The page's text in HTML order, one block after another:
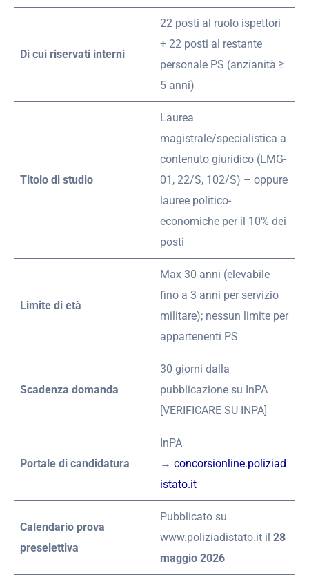
Di cui riservati interni
22 posti al ruolo ispettori
+ 22 posti al restante
personale PS (anzianità ≥
5 anni)
Titolo di studio
Laurea
magistrale/specialistica a
contenuto giuridico (LMG-
01, 22/S, 102/S) – oppure
lauree politico-
economiche per il 10% dei
posti
Limite di età
Max 30 anni (elevabile
fino a 3 anni per servizio
militare); nessun limite per
appartenenti PS
Scadenza domanda
30 giorni dalla
pubblicazione su InPA
[VERIFICARE SU INPA]
Portale di candidatura
InPA
→concorsionline.poliziad
istato.it
Calendario prova
preselettiva
Pubblicato su
www.poliziadistato.it il28
maggio 2026